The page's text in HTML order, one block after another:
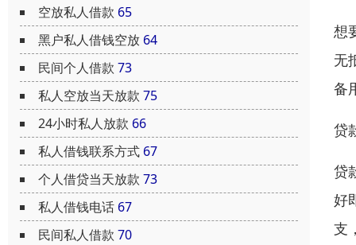
空放私人借款 65
黑户私人借钱空放 64
民间个人借款 73
私人空放当天放款 75
24小时私人放款 66
私人借钱联系方式 67
个人借贷当天放款 73
私人借钱电话 67
民间私人借款 70
想
无
备
贷
贷
好
支